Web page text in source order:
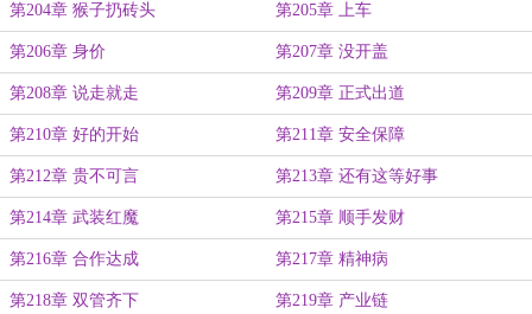
第204章 猴子扔砖头 第205章 上车
第206章 身价 第207章 没开盖
第208章 说走就走 第209章 正式出道
第210章 好的开始 第211章 安全保障
第212章 贵不可言 第213章 还有这等好事
第214章 武装红魔 第215章 顺手发财
第216章 合作达成 第217章 精神病
第218章 双管齐下 第219章 产业链